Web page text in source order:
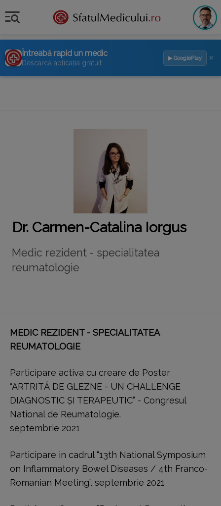
Întreabă rapid un medic
Descarcă aplicația gratuit
▶ GooglePlay ×
Dr. Carmen-Catalina Iorgus
Medic rezident - specialitatea
reumatologie
MEDIC REZIDENT - SPECIALITATEA
REUMATOLOGIE
Participare activa cu creare de Poster
“ARTRITĂ DE GLEZNE - UN CHALLENGE
DIAGNOSTIC ȘI TERAPEUTIC” - Congresul
National de Reumatologie.
septembrie 2021
Participare in cadrul “13th National Symposium
on Inflammatory Bowel Diseases / 4th Franco-
Romanian Meeting”. septembrie 2021